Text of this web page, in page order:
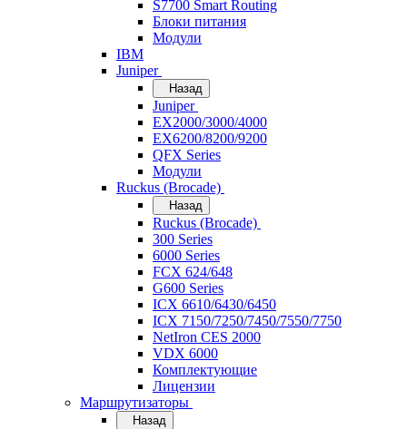
S7700 Smart Routing
Блоки питания
Модули
IBM
Juniper
Назад
Juniper
EX2000/3000/4000
EX6200/8200/9200
QFX Series
Модули
Ruckus (Brocade)
Назад
Ruckus (Brocade)
300 Series
6000 Series
FCX 624/648
G600 Series
ICX 6610/6430/6450
ICX 7150/7250/7450/7550/7750
NetIron CES 2000
VDX 6000
Комплектующие
Лицензии
Маршрутизаторы
Назад